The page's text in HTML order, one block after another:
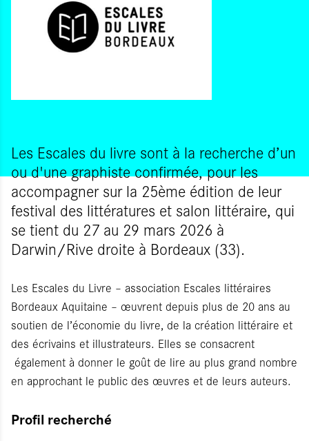
Les Escales du livre sont à la recherche d’un
ou d'une graphiste confirmée, pour les
accompagner sur la 25ème édition de leur
festival des littératures et salon littéraire, qui
se tient du 27 au 29 mars 2026 à
Darwin/Rive droite à Bordeaux (33).
Les Escales du Livre – association Escales littéraires
Bordeaux Aquitaine – œuvrent depuis plus de 20 ans au
soutien de l’économie du livre, de la création littéraire et
des écrivains et illustrateurs. Elles se consacrent
également à donner le goût de lire au plus grand nombre
en approchant le public des œuvres et de leurs auteurs.
Profil recherché